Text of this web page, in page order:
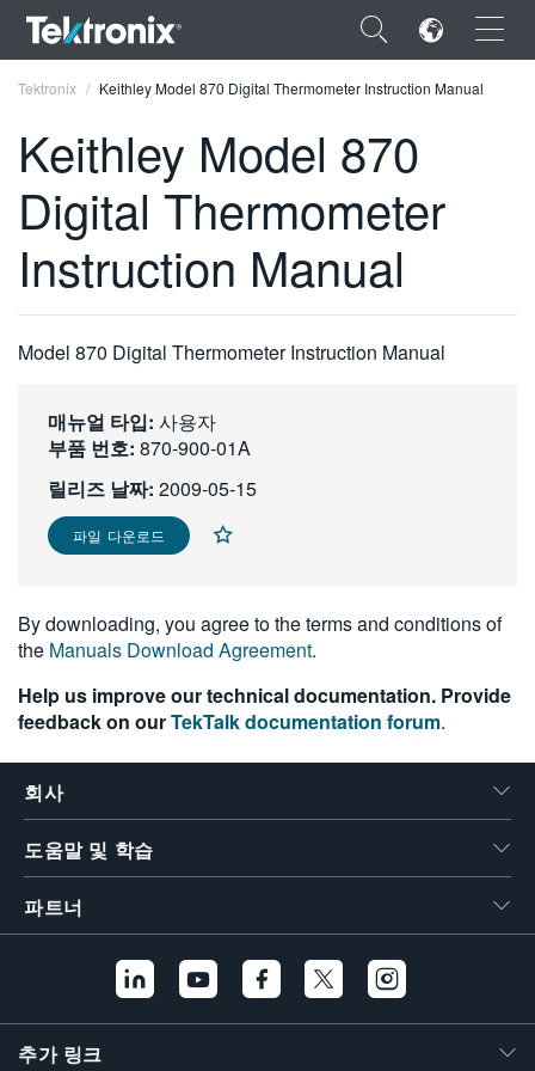
×
ENGLISH
FRANÇAIS
简体中文
日本語
한국어
繁體中文
Tektronix Keithley Model 870 Digital Thermometer Instruction Manual
Keithley Model 870
Digital Thermometer
Instruction Manual
Model 870 Digital Thermometer Instruction Manual
매뉴얼 타입: 사용자
부품 번호: 870-900-01A
릴리즈 날짜: 2009-05-15
파일 다운로드
By downloading, you agree to the terms and conditions of
the Manuals Download Agreement.
Help us improve our technical documentation. Provide
feedback on ourTekTalk documentation forum.
회사
도움말 및 학습
파트너
추가 링크